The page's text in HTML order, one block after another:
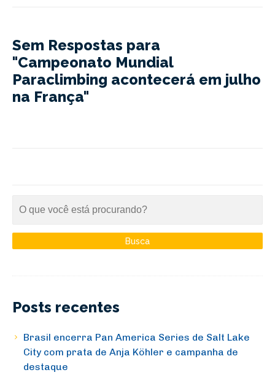
Sem Respostas para
"Campeonato Mundial
Paraclimbing acontecerá em julho
na França"
Posts recentes
Brasil encerra Pan America Series de Salt Lake
City com prata de Anja Köhler e campanha de
destaque